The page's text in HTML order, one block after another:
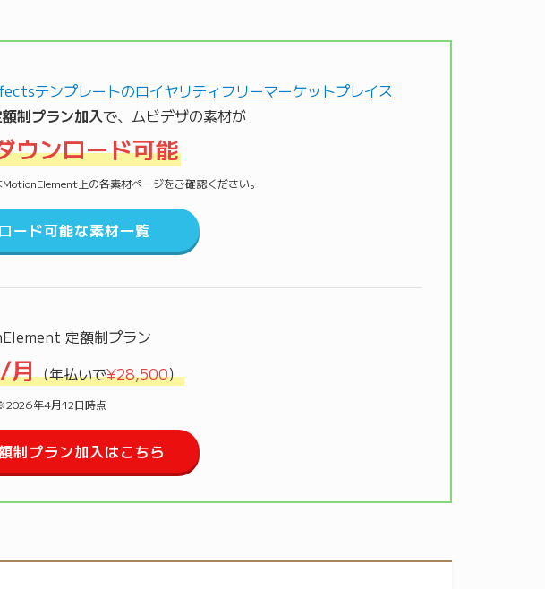
制プラン加入で、ムビデザの素材が
ウンロード可能
上の各素材ページをご確認ください。
ード可能な素材一覧
定額制プラン
月（年払いで¥28,500）
年4月12日時点
制プラン加入はこちら